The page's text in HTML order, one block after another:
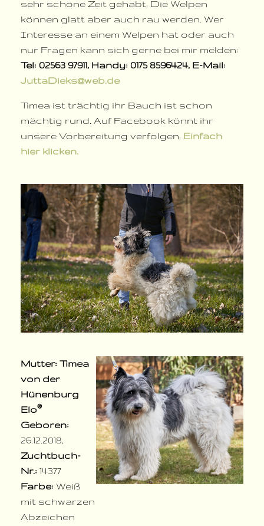
sehr schöne Zeit gehabt. Die Welpen
können glatt aber auch rau werden. Wer
Interesse an einem Welpen hat oder auch
nur Fragen kann sich gerne bei mir melden:
Tel: 02563 97911, Handy: 0175 8596424, E-Mail:
JuttaDieks@web.de
Timea ist trächtig ihr Bauch ist schon
mächtig rund. Auf Facebook könnt ihr
unsere Vorbereitung verfolgen. Einfach
hier klicken.
Mutter: Timea
von der
Hünenburg
Elo®
Geboren:
26.12.2018,
Zuchtbuch-
Nr.: 14377
Farbe: Weiß
mit schwarzen
Abzeichen